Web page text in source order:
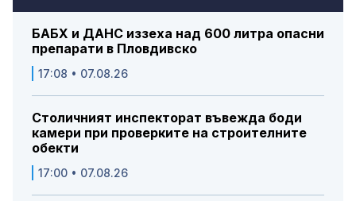
БАБХ и ДАНС иззеха над 600 литра опасни
препарати в Пловдивско
17:08 • 07.08.26
Столичният инспекторат въвежда боди
камери при проверките на строителните
обекти
17:00 • 07.08.26